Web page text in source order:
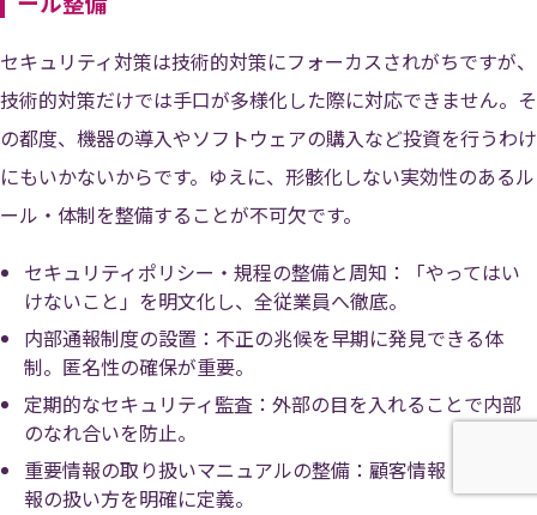
セキュリティ対策は技術的対策にフォーカスされがちですが、
技術的対策だけでは手口が多様化した際に対応できません。そ
の都度、機器の導入やソフトウェアの購入など投資を行うわけ
にもいかないからです。ゆえに、形骸化しない実効性のあるル
ール・体制を整備することが不可欠です。
セキュリティポリシー・規程の整備と周知：「やってはい
けないこと」を明文化し、全従業員へ徹底。
内部通報制度の設置：不正の兆候を早期に発見できる体
制。匿名性の確保が重要。
定期的なセキュリティ監査：外部の目を入れることで内部
のなれ合いを防止。
重要情報の取り扱いマニュアルの整備：顧客情報・機密情
報の扱い方を明確に定義。